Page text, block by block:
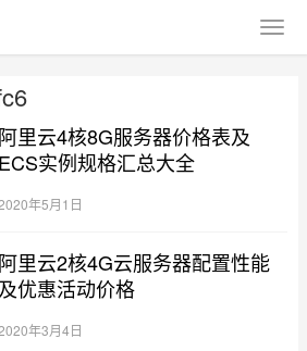
阿里云4核8G服务器价格表及
ECS实例规格汇总大全
年5月1日
阿里云2核4G云服务器配置性能
及优惠活动价格
年3月4日